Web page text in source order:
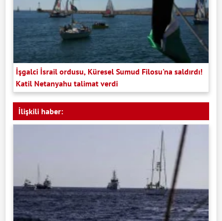
İşgalci İsrail ordusu, Küresel Sumud Filosu'na saldırdı!
Katil Netanyahu talimat verdi
İlişkili haber: